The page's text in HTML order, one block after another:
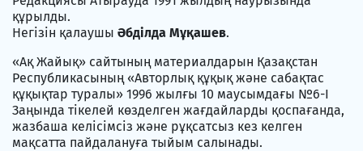
құрылды.
Негізін қалаушы Әбділда Мұқашев.
«Ақ Жайық» сайтының материалдарын Қазақстан
Республикасының «Авторлық құқық және сабақтас
құқықтар туралы» 1996 жылғы 10 маусымдағы №6-I
Заңында тікелей көзделген жағдайларды қоспағанда,
жазбаша келісімсіз және рұқсатсыз кез келген
мақсатта пайдалануға тыйым салынады.